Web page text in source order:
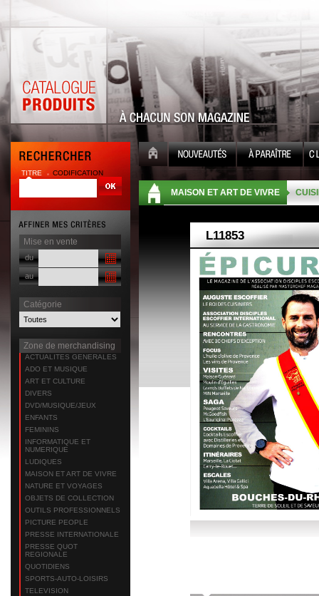
TITRE CODIFICATION
Mise en vente
du
au
Catégorie
Zone de merchandising
ACTUALITES GENERALES
ADO ET MUSIQUE
ART ET CULTURE
DIVERS
DVD/MUSIQUE/JEUX
ENFANTS
FEMININS
INFORMATIQUE ET
NUMERIQUE
LUDIQUES
MAISON ET ART DE VIVRE
NATURE ET VOYAGES
OBJETS DE COLLECTION
OUTILS PROFESSIONNELS
PICTURE PEOPLE
PRESSE INTERNATIONALE
PRESSE QUOT
REGIONALE
QUOTIDIENS
SPORTS-AUTO-LOISIRS
TELEVISION
MAISON ET ART DE VIVRE